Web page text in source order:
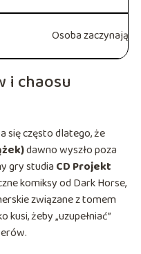
Osoba
i chaosu
się często dlatego, że
dawno wyszło poza
gry studiaCD Projekt
komiksy od Dark Horse,
związane z tomem
kusi, żeby „uzupełniać”